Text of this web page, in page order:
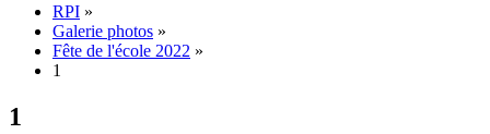
RPI »
Galerie photos »
Fête de l'école 2022 »
1
1